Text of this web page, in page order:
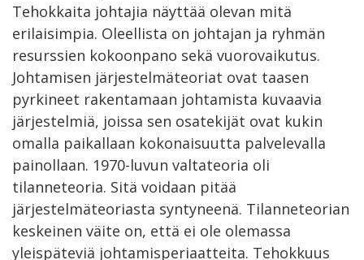
Tehokkaita johtajia näyttää olevan mitä
erilaisimpia. Oleellista on johtajan ja ryhmän
resurssien kokoonpano sekä vuorovaikutus.
Johtamisen järjestelmäteoriat ovat taasen
pyrkineet rakentamaan johtamista kuvaavia
järjestelmiä, joissa sen osatekijät ovat kukin
omalla paikallaan kokonaisuutta palvelevalla
painollaan. 1970-luvun valtateoria oli
tilanneteoria. Sitä voidaan pitää
järjestelmäteoriasta syntyneenä. Tilanneteorian
keskeinen väite on, että ei ole olemassa
yleispäteviä johtamisperiaatteita. Tehokkuus